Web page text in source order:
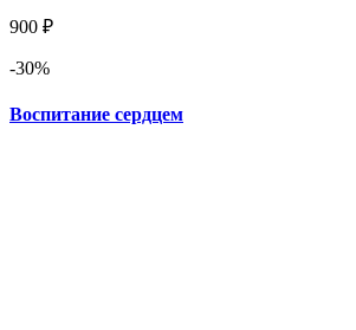
900 ₽
-30%
Воспитание сердцем